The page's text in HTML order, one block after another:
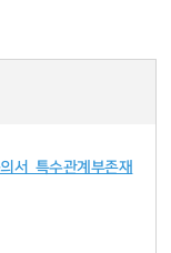
서_특수관계부존재